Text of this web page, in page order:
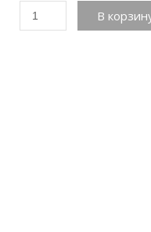
Количество
товара
В